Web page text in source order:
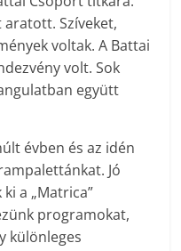
Szíveket,
voltak. A Battai
volt. Sok
együtt
évben és az idén
Jó
a „Matrica”
programokat,
különleges